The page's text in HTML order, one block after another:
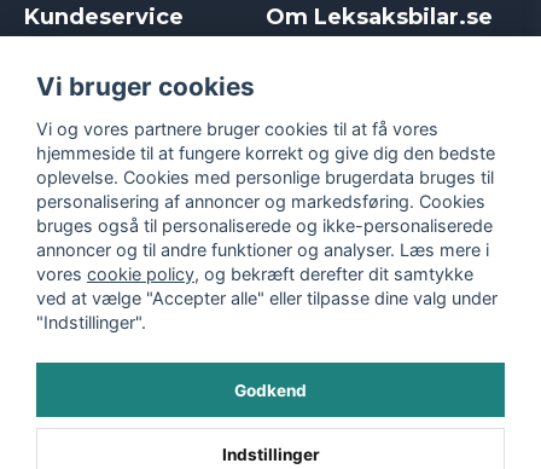
Kundeservice
Kampagner og rabatter
Reklamation
Policy chase cars
Returnera
Logga in
Om Leksaksbilar.se
Handelsbetingelser
Persondatapolitik
Cookies
Vi bruger cookies
Vi og vores partnere bruger cookies til at få vores
hjemmeside til at fungere korrekt og give dig den bedste
oplevelse. Cookies med personlige brugerdata bruges til
personalisering af annoncer og markedsføring. Cookies
bruges også til personaliserede og ikke-personaliserede
annoncer og til andre funktioner og analyser. Læs mere i
vores cookie policy, og bekræft derefter dit samtykke
ved at vælge "Accepter alle" eller tilpasse dine valg under
"Indstillinger".
Godkend
Indstillinger